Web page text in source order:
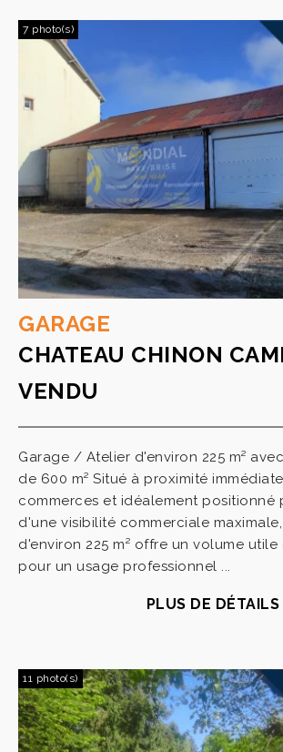
7 photo(s)
GARAGE
CHATEAU CHINON
VENDU
Garage / Atelier d'environ 225 m²
de 600 m² Situé à proximité
commerces et idéalement positionné
d'une visibilité commerciale
d'environ 225 m² offre un volume
pour un usage professionnel ...
PLUS DE DÉTAILS
11 photo(s)